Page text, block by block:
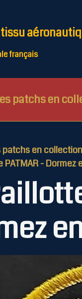
français
patchs en
patchs en collection
PATMAR - Dormez